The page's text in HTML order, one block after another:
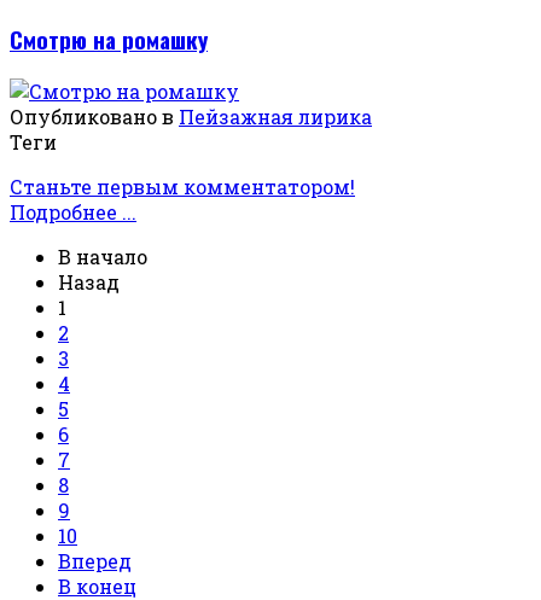
Смотрю на ромашку
Опубликовано в Пейзажная лирика
Теги
Станьте первым комментатором!
Подробнее ...
В начало
Назад
1
2
3
4
5
6
7
8
9
10
Вперед
В конец